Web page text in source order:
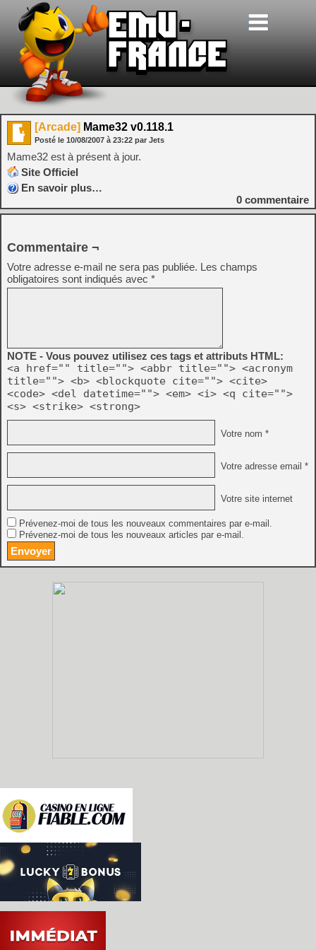
[Arcade] Mame32 v0.118.1
Posté le 10/08/2007 à 23:22 par Jets
Mame32 est à présent à jour.
Site Officiel
En savoir plus…
0 commentaire
Commentaire ¬
Votre adresse e-mail ne sera pas publiée. Les champs
obligatoires sont indiqués avec *
NOTE - Vous pouvez utilisez ces tags et attributs HTML:
<a href="" title=""> <abbr title=""> <acronym
title=""> <b> <blockquote cite=""> <cite>
<code> <del datetime=""> <em> <i> <q cite="">
<s> <strike> <strong>
Votre nom *
Votre adresse email *
Votre site internet
Prévenez-moi de tous les nouveaux commentaires par e-mail.
Prévenez-moi de tous les nouveaux articles par e-mail.